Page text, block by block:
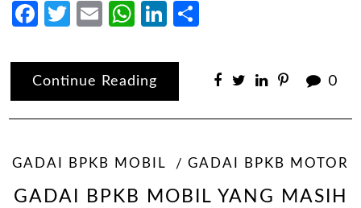
Facebook
Twitter
EmailWhatsApp
LinkedIn
Continue Reading 0
GADAI BPKB MOBIL GADAI BPKB MOTOR
GADAI BPKB MOBIL YANG MASIH